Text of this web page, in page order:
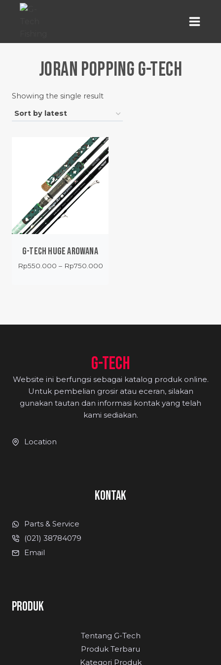
JORAN POPPING G-TECH
Showing the single result
G-TECH HUGE AROWANA
Rp550.000 – Rp750.000Price
G-TECH
Website ini berfungsi sebagai katalog produk online.
Untuk pembelian grosir atau eceran, silakan
gunakan tautan dan informasi kontak yang telah
kami sediakan.
Location
KONTAK
Parts & Service
(021) 38784079
Email
PRODUK
Tentang G-Tech
Produk Terbaru
Kategori Produk